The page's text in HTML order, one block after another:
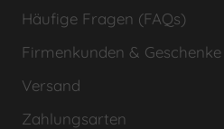
Häufige Fragen (FAQs)
Firmenkunden & Geschenke
Versand
Zahlungsarten